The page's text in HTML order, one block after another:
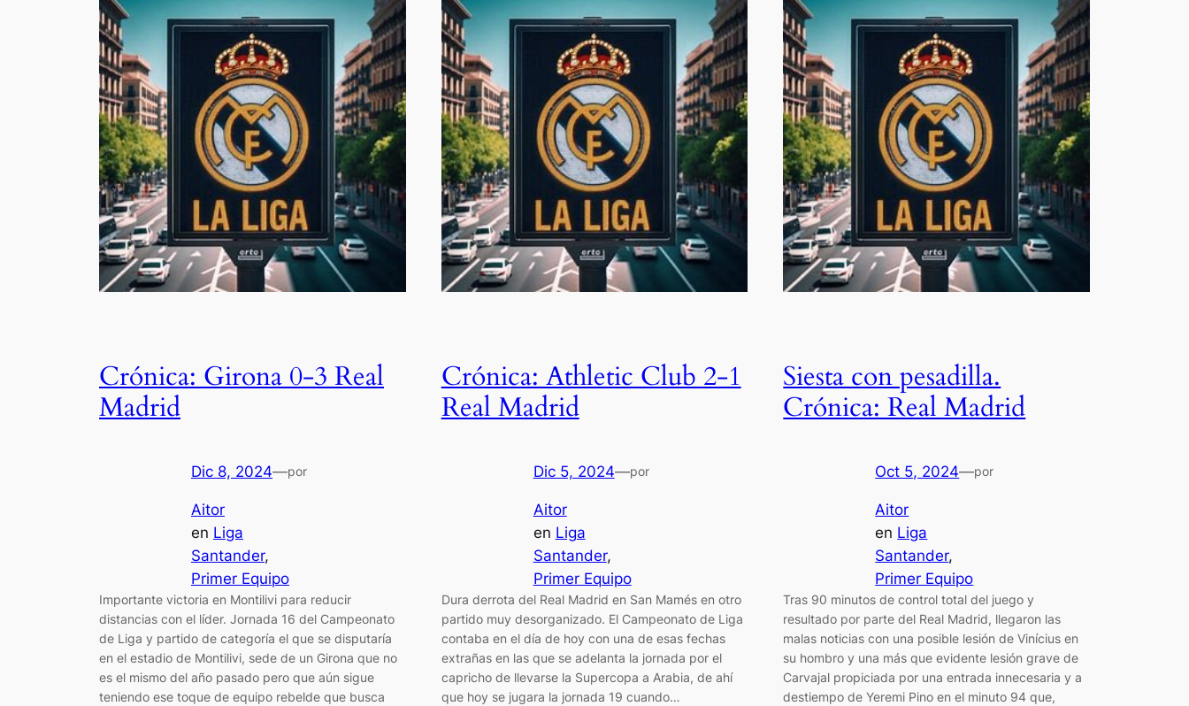
Crónica: Girona 0-3 Real
Madrid
Dic 8, 2024—por
Aitor
en Liga
Santander
Primer Equipo
Importante victoria en Montilivi para reducir
distancias con el líder. Jornada 16 del Campeonato
de Liga y partido de categoría el que se disputaría
en el estadio de Montilivi, sede de un Girona que no
es el mismo del año pasado pero que aún sigue
teniendo ese toque de equipo rebelde que busca
Crónica: Athletic Club 2-1
Real Madrid
Dic 5, 2024—por
Aitor
en Liga
Santander
Primer Equipo
Dura derrota del Real Madrid en San Mamés en otro
partido muy desorganizado. El Campeonato de Liga
contaba en el día de hoy con una de esas fechas
extrañas en las que se adelanta la jornada por el
capricho de llevarse la Supercopa a Arabia, de ahí
que hoy se jugara la jornada 19 cuando…
Siesta con pesadilla.
Crónica: Real Madrid
Oct 5, 2024—por
Aitor
en Liga
Santander
Primer Equipo
Tras 90 minutos de control total del juego y
resultado por parte del Real Madrid, llegaron las
malas noticias con una posible lesión de Vinícius en
su hombro y una más que evidente lesión grave de
Carvajal propiciada por una entrada innecesaria y a
destiempo de Yeremi Pino en el minuto 94 que,